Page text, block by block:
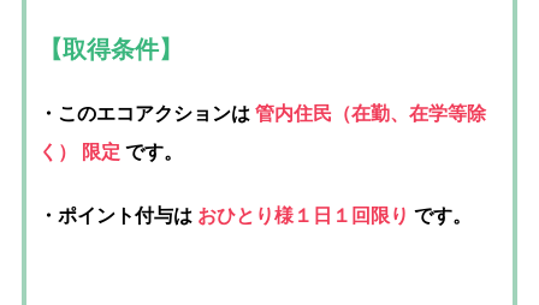
【取得条件】
・このエコアクションは 管内住民 （在勤、在学等除
く）
限定 です。
・ポイント付与は おひとり様１日１回限り です。